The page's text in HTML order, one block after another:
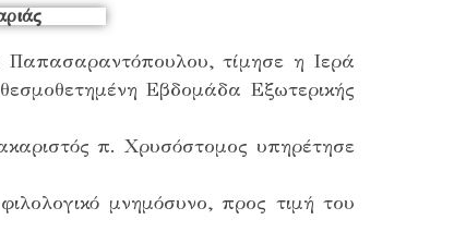
τίμησε η Ιερά
Εβδομάδα Εξωτερικής
π. Χρυσόστομος υπηρέτησε
μνημόσυνο, προς τιμή του